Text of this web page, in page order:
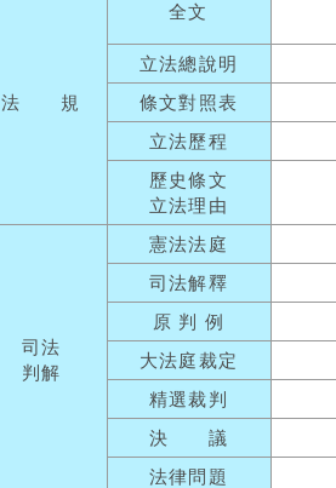
法 規
全文
立法總說明
條文對照表
立法歷程
歷史條文
立法理由
司法
判解
憲法法庭
司法解釋
原 判 例
大法庭裁定
精選裁判
決 議
法律問題